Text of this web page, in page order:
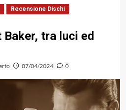
Recensione Dischi
tra luci ed
07/04/2024 0